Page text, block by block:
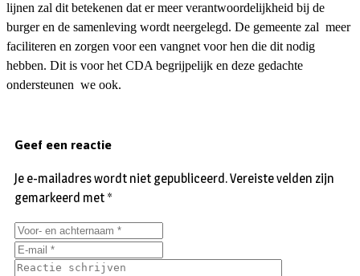
lijnen zal dit betekenen dat er meer verantwoordelijkheid bij de
burger en de samenleving wordt neergelegd. De gemeente zal meer
faciliteren en zorgen voor een vangnet voor hen die dit nodig
hebben. Dit is voor het CDA begrijpelijk en deze gedachte
ondersteunen we ook.
Geef een reactie
Je e-mailadres wordt niet gepubliceerd.Vereiste velden zijn
gemarkeerd met *